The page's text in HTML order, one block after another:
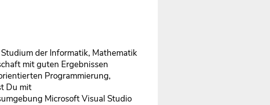
der Informatik, Mathematik
mit guten Ergebnissen
Programmierung,
Du mit
Microsoft Visual Studio